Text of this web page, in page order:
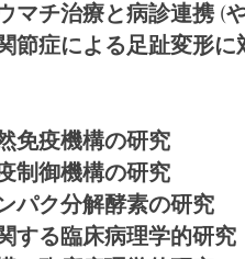
マチ治療と病診連携 (
節症による足趾変形
免疫機構の研究
制御機構の研究
パク分解酵素の研究
する臨床病理学的研究